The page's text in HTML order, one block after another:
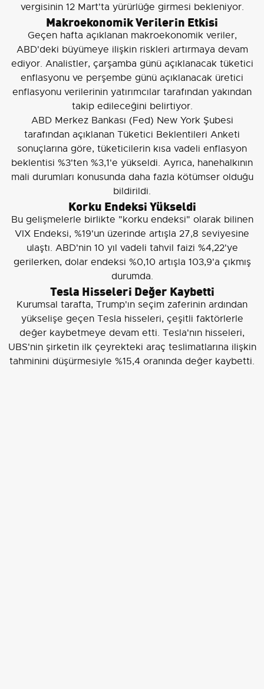
vergisinin 12 Mart'ta yürürlüğe girmesi bekleniyor.
Makroekonomik Verilerin Etkisi
Geçen hafta açıklanan makroekonomik veriler,
ABD'deki büyümeye ilişkin riskleri artırmaya devam
ediyor. Analistler, çarşamba günü açıklanacak tüketici
enflasyonu ve perşembe günü açıklanacak üretici
enflasyonu verilerinin yatırımcılar tarafından yakından
takip edileceğini belirtiyor.
ABD Merkez Bankası (Fed) New York Şubesi
tarafından açıklanan Tüketici Beklentileri Anketi
sonuçlarına göre, tüketicilerin kısa vadeli enflasyon
beklentisi %3'ten %3,1'e yükseldi. Ayrıca, hanehalkının
mali durumları konusunda daha fazla kötümser olduğu
bildirildi.
Korku Endeksi Yükseldi
Bu gelişmelerle birlikte "korku endeksi" olarak bilinen
VIX Endeksi, %19'un üzerinde artışla 27,8 seviyesine
ulaştı. ABD'nin 10 yıl vadeli tahvil faizi %4,22'ye
gerilerken, dolar endeksi %0,10 artışla 103,9'a çıkmış
durumda.
Tesla Hisseleri Değer Kaybetti
Kurumsal tarafta, Trump'ın seçim zaferinin ardından
yükselişe geçen Tesla hisseleri, çeşitli faktörlerle
değer kaybetmeye devam etti. Tesla'nın hisseleri,
UBS'nin şirketin ilk çeyrekteki araç teslimatlarına ilişkin
tahminini düşürmesiyle %15,4 oranında değer kaybetti.